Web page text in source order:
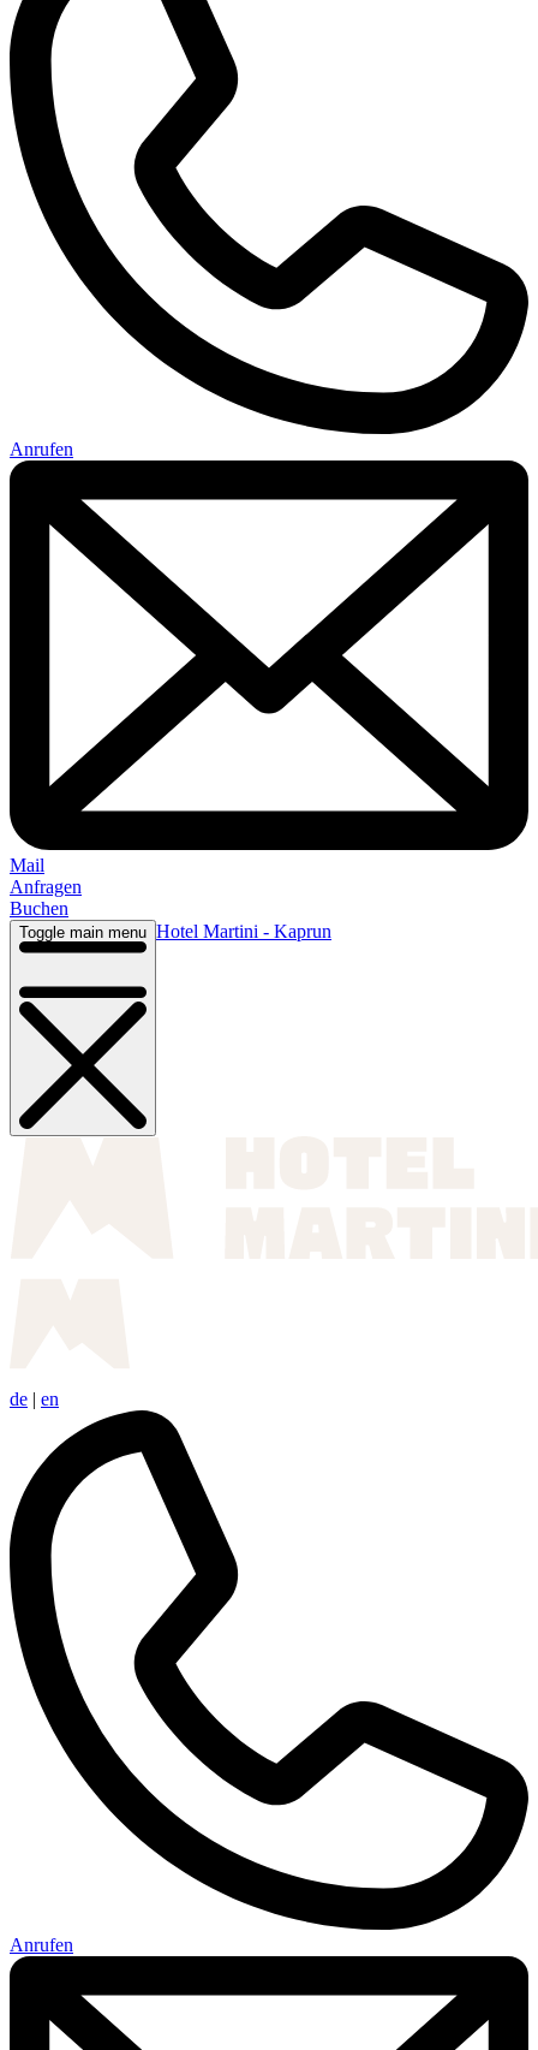
Anrufen
Mail
Anfragen
Buchen
Toggle main menu Hotel Martini - Kaprun
de | en
Anrufen